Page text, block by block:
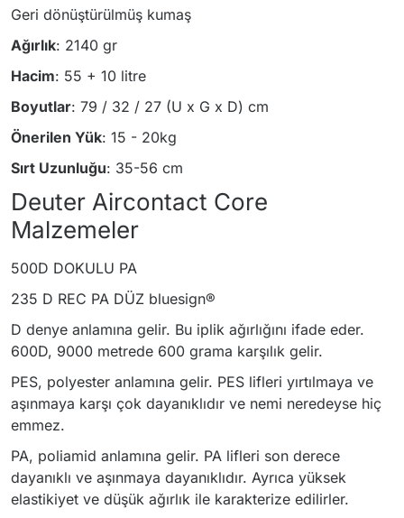
Geri dönüştürülmüş kumaş
Ağırlık: 2140 gr
Hacim: 55 + 10 litre
Boyutlar: 79 / 32 / 27 (U x G x D) cm
Önerilen Yük: 15 - 20kg
Sırt Uzunluğu: 35-56 cm
Deuter Aircontact Core
Malzemeler
500D DOKULU PA
235 D REC PA DÜZ bluesign®
D denye anlamına gelir. Bu iplik ağırlığını ifade eder.
600D, 9000 metrede 600 grama karşılık gelir.
PES, polyester anlamına gelir. PES lifleri yırtılmaya ve
aşınmaya karşı çok dayanıklıdır ve nemi neredeyse hiç
emmez.
PA, poliamid anlamına gelir. PA lifleri son derece
dayanıklı ve aşınmaya dayanıklıdır. Ayrıca yüksek
elastikiyet ve düşük ağırlık ile karakterize edilirler.